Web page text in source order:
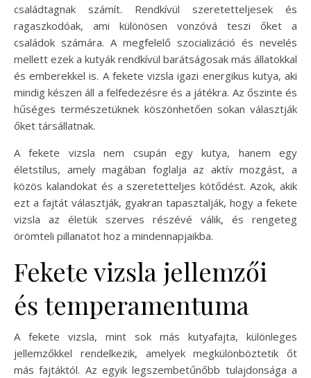
családtagnak számít. Rendkívül szeretetteljesek és
ragaszkodóak, ami különösen vonzóvá teszi őket a
családok számára. A megfelelő szocializáció és nevelés
mellett ezek a kutyák rendkívül barátságosak más állatokkal
és emberekkel is. A fekete vizsla igazi energikus kutya, aki
mindig készen áll a felfedezésre és a játékra. Az őszinte és
hűséges természetüknek köszönhetően sokan választják
őket társállatnak.
A fekete vizsla nem csupán egy kutya, hanem egy
életstílus, amely magában foglalja az aktív mozgást, a
közös kalandokat és a szeretetteljes kötődést. Azok, akik
ezt a fajtát választják, gyakran tapasztalják, hogy a fekete
vizsla az életük szerves részévé válik, és rengeteg
örömteli pillanatot hoz a mindennapjaikba.
Fekete vizsla jellemzői
és temperamentuma
A fekete vizsla, mint sok más kutyafajta, különleges
jellemzőkkel rendelkezik, amelyek megkülönböztetik őt
más fajtáktól. Az egyik legszembetűnőbb tulajdonsága a